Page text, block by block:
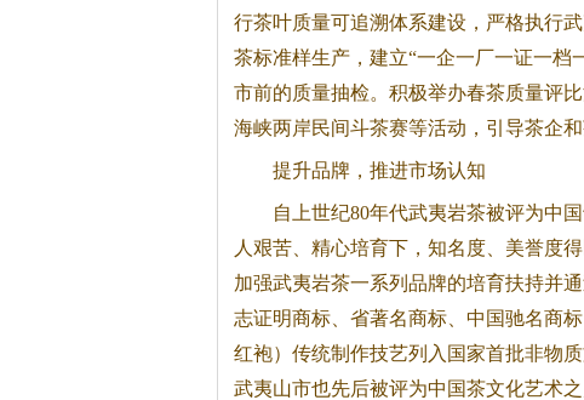
行茶叶质量可追溯体系建设，严格执行
茶标准样生产，建立“一企一厂一证一档
市前的质量抽检。积极举办春茶质量评
海峡两岸民间斗茶赛等活动，引导茶企和
提升品牌，推进市场认知
自上世纪80年代武夷岩茶被评为中
人艰苦、精心培育下，知名度、美誉度
加强武夷岩茶一系列品牌的培育扶持并
志证明商标、省著名商标、中国驰名商
红袍）传统制作技艺列入国家首批非物
武夷山市也先后被评为中国茶文化艺术